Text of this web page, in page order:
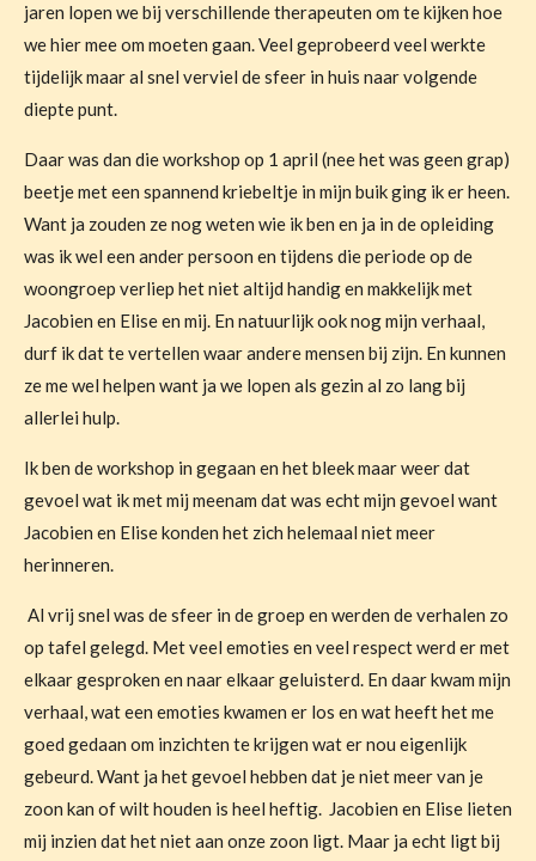
jaren lopen we bij verschillende therapeuten om te kijken hoe
we hier mee om moeten gaan. Veel geprobeerd veel werkte
tijdelijk maar al snel verviel de sfeer in huis naar volgende
diepte punt.
Daar was dan die workshop op 1 april (nee het was geen grap)
beetje met een spannend kriebeltje in mijn buik ging ik er heen.
Want ja zouden ze nog weten wie ik ben en ja in de opleiding
was ik wel een ander persoon en tijdens die periode op de
woongroep verliep het niet altijd handig en makkelijk met
Jacobien en Elise en mij. En natuurlijk ook nog mijn verhaal,
durf ik dat te vertellen waar andere mensen bij zijn. En kunnen
ze me wel helpen want ja we lopen als gezin al zo lang bij
allerlei hulp.
Ik ben de workshop in gegaan en het bleek maar weer dat
gevoel wat ik met mij meenam dat was echt mijn gevoel want
Jacobien en Elise konden het zich helemaal niet meer
herinneren.
Al vrij snel was de sfeer in de groep en werden de verhalen zo
op tafel gelegd. Met veel emoties en veel respect werd er met
elkaar gesproken en naar elkaar geluisterd. En daar kwam mijn
verhaal, wat een emoties kwamen er los en wat heeft het me
goed gedaan om inzichten te krijgen wat er nou eigenlijk
gebeurd. Want ja het gevoel hebben dat je niet meer van je
zoon kan of wilt houden is heel heftig. Jacobien en Elise lieten
mij inzien dat het niet aan onze zoon ligt. Maar ja echt ligt bij